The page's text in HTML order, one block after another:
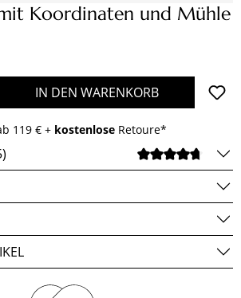
Koordinaten und Mühle
Preis:
Gib den gewünschten
IN DEN WARENKORB
119 € + kostenlose Retoure*